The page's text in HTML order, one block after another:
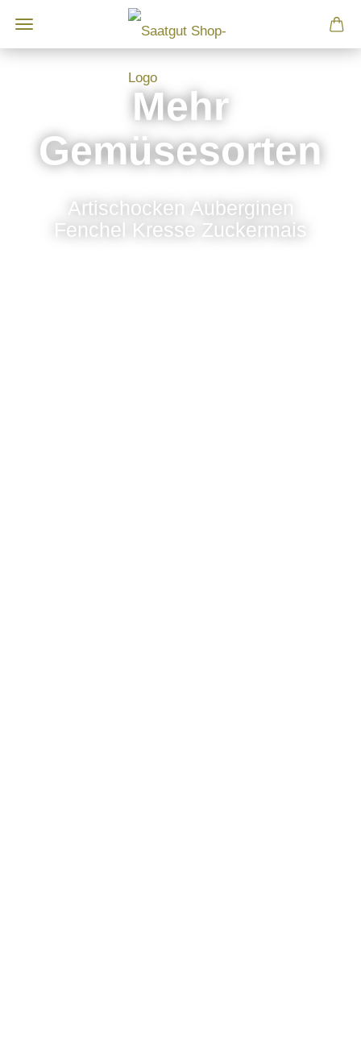
Mehr
Gemüsesorten
Artischocken Auberginen
Fenchel Kresse Zuckermais